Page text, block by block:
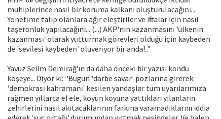
muhiplerince nasıl bir koruma kalkanı oluşturulacağını...
Yönetime talip olanlara ağır eleştiriler ve iftiralar için nasıl
taşeronluk yapılacağını... (...) AKP'nin kazanmasını 'ülkenin
kazanması' olarak yutturmak görevleri olduğu için kaybeden
de 'sevilesi kaybeden' oluveriyor bir anda!.."
Yavuz Selim Demirağ'ın da daha önceki bir yazısı kondu
köşeye... Diyor ki: "Bugün 'darbe savar' pozlarına girerek
'demokrasi kahramanı' kesilen yandaşlar tüm uyarılarımıza
rağmen yıllarca el ele, koyun koyuna yattıkları yılanların
zehirlerini nasıl akıtacaklarının farkına varamadıklarını iddia